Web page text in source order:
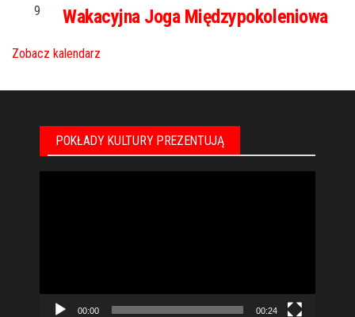
9
Wakacyjna Joga Międzypokoleniowa
Zobacz kalendarz
POKŁADY KULTURY PREZENTUJĄ
00:00 00:24